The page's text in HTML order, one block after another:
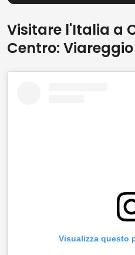
Visitare l'Italia a
Centro:
Visualizza questo